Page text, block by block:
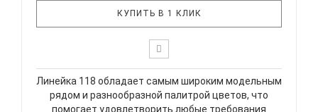
КУПИТЬ В 1 КЛИК
Линейка 118 обладает самым широким модельным
рядом и разнообразной палитрой цветов, что
помогает удовлетворить любые требования